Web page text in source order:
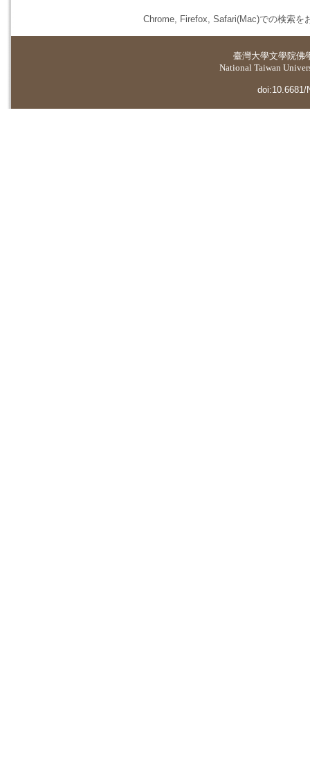
Chrome, Firefox, Safari(Mac)での検索を
臺灣大學文學院佛
National Taiwan
doi:10.6681/